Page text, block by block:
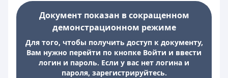
Документ показан в сокращенном
демонстрационном режиме
Для того, чтобы получить доступ к документу,
Вам нужно перейти по кнопке Войти и ввести
логин и пароль. Если у вас нет логина и
пароля, зарегистрируйтесь.